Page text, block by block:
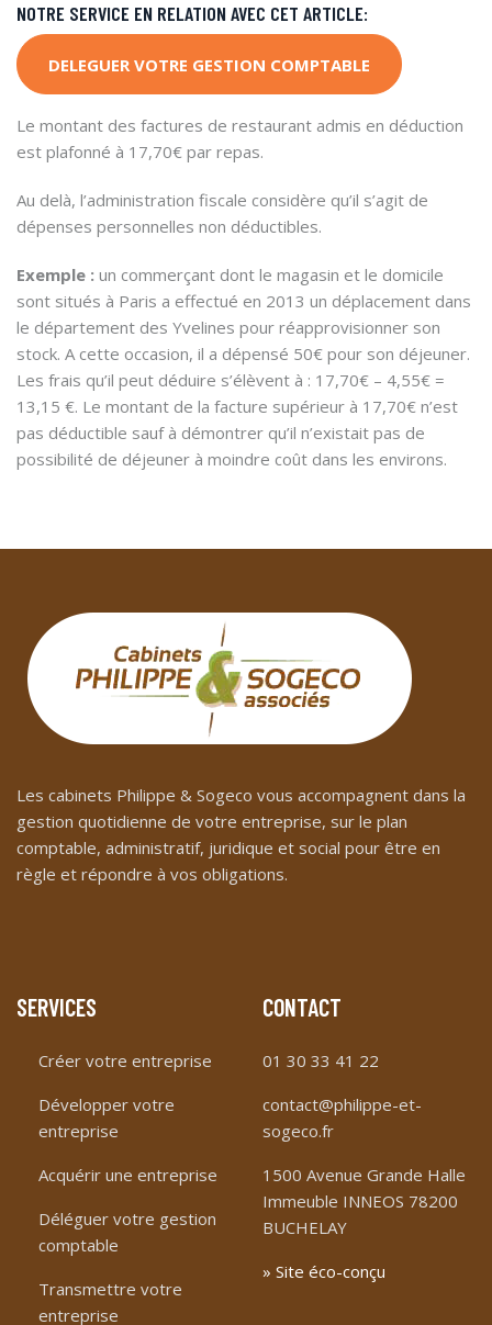
NOTRE SERVICE EN RELATION AVEC CET ARTICLE:
DELEGUER VOTRE GESTION COMPTABLE
Le montant des factures de restaurant admis en déduction
est plafonné à 17,70€ par repas.
Au delà, l’administration fiscale considère qu’il s’agit de
dépenses personnelles non déductibles.
Exemple : un commerçant dont le magasin et le domicile
sont situés à Paris a effectué en 2013 un déplacement dans
le département des Yvelines pour réapprovisionner son
stock. A cette occasion, il a dépensé 50€ pour son déjeuner.
Les frais qu’il peut déduire s’élèvent à : 17,70€ – 4,55€ =
13,15 €. Le montant de la facture supérieur à 17,70€ n’est
pas déductible sauf à démontrer qu’il n’existait pas de
possibilité de déjeuner à moindre coût dans les environs.
Les cabinets Philippe & Sogeco vous accompagnent dans la
gestion quotidienne de votre entreprise, sur le plan
comptable, administratif, juridique et social pour être en
règle et répondre à vos obligations.
SERVICES
Créer votre entreprise
Développer votre
entreprise
Acquérir une entreprise
Déléguer votre gestion
comptable
Transmettre votre
entreprise
CONTACT
01 30 33 41 22
contact@philippe-et-
sogeco.fr
1500 Avenue Grande Halle
Immeuble INNEOS 78200
BUCHELAY
» Site éco-conçu